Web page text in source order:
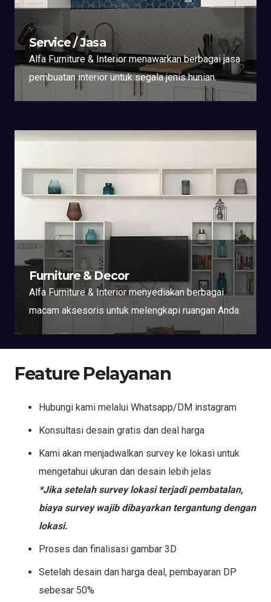
Service / Jasa
Alfa Furniture & Interior menawarkan berbagai jasa
pembuatan interior untuk segala jenis hunian.
Furniture & Decor
Alfa Furniture & Interior menyediakan berbagai
macam aksesoris untuk melengkapi ruangan Anda.
Feature Pelayanan
Hubungi kami melalui Whatsapp/DM instagram
Konsultasi desain gratis dan deal harga
Kami akan menjadwalkan survey ke lokasi untuk
mengetahui ukuran dan desain lebih jelas
*Jika setelah survey lokasi terjadi pembatalan,
biaya survey wajib dibayarkan tergantung dengan
lokasi.
Proses dan finalisasi gambar 3D
Setelah desain dan harga deal, pembayaran DP
sebesar 50%